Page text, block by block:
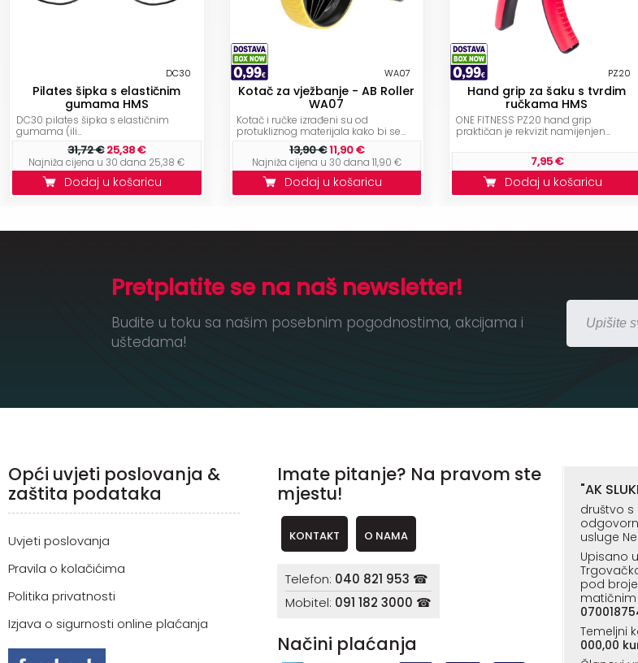
DC30
Pilates šipka s elastičnim
gumama HMS
DC30 pilates šipka s elastičnim
gumama (ili...
31,72 €25,38 €
Najniža cijena u 30 dana 25,38 €
Dodaj u košaricu
WA07
Kotač za vježbanje - AB Roller
WA07
Kotač i ručke izrađeni su od
protukliznog materijala kako bi se...
13,90 €11,90 €
Najniža cijena u 30 dana 11,90 €
Dodaj u košaricu
PZ20
Hand grip za šaku s tvrdim
ručkama HMS
ONE FITNESS PZ20 hand grip
praktičan je rekvizit namijenjen...
7,95 €
Dodaj u košaricu
Pretplatite se na naš newsletter!
Budite u toku sa našim posebnim pogodnostima, akcijama i
uštedama!
Opći uvjeti poslovanja &
zaštita podataka
Uvjeti poslovanja
Pravila o kolačićima
Politika privatnosti
Izjava o sigurnosti online plaćanja
Imate pitanje? Na pravom ste
mjestu!
KONTAKT O NAMA
Telefon: 040 821 953 ☎
Mobitel: 091 182 3000 ☎
Načini plaćanja
"AK
društvo
usluge
Upisano
pod
Temeljni
000,00